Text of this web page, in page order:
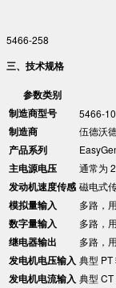
5466-258
三、技术规格​
参数类别
​制造商型号​
5466-
​制造商​ 伍德沃
​产品系列​
​主电源电压​ 通常为
​发动机速度传感​ 磁电式
​模拟量输入​ 多路，
​数字量输入​ 多路，
​继电器输出​ 多路，
​发电机电压输入​ 典型 PT
​发电机电流输入​ 典型